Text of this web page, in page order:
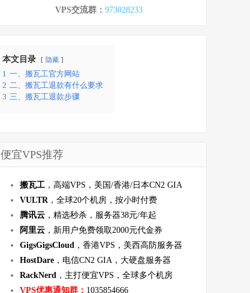
VPS交流群： 973028233
本文目录 隐藏
1 一、搬瓦工官方网站
2 二、搬瓦工退款有什么要求
3 三、搬瓦工退款步骤
便宜VPS推荐
搬瓦工 ，高端VPS，美国/香港/日本CN2 GIA
VULTR ，全球20个机房，按小时付费
腾讯云 ，精选秒杀，服务器38元/年起
阿里云 ，新用户免费领取2000元代金券
GigsGigsCloud ，香港VPS，美西高防服务器
HostDare ，电信CN2 GIA，大硬盘服务器
RackNerd ，主打便宜VPS，全球多个机房
VPS优惠通知群： 1035854666